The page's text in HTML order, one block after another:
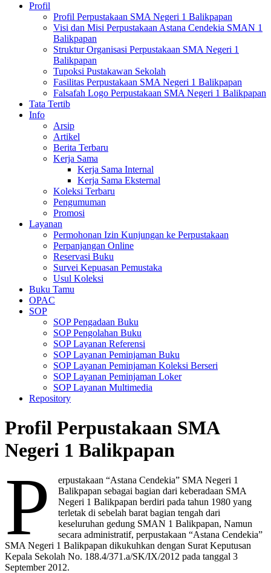
Profil
Profil Perpustakaan SMA Negeri 1 Balikpapan
Visi dan Misi Perpustakaan Astana Cendekia SMAN 1
Balikpapan
Struktur Organisasi Perpustakaan SMA Negeri 1
Balikpapan
Tupoksi Pustakawan Sekolah
Fasilitas Perpustakaan SMA Negeri 1 Balikpapan
Falsafah Logo Perpustakaan SMA Negeri 1 Balikpapan
Tata Tertib
Info
Arsip
Artikel
Berita Terbaru
Kerja Sama
Kerja Sama Internal
Kerja Sama Eksternal
Koleksi Terbaru
Pengumuman
Promosi
Layanan
Permohonan Izin Kunjungan ke Perpustakaan
Perpanjangan Online
Reservasi Buku
Survei Kepuasan Pemustaka
Usul Koleksi
Buku Tamu
OPAC
SOP
SOP Pengadaan Buku
SOP Pengolahan Buku
SOP Layanan Referensi
SOP Layanan Peminjaman Buku
SOP Layanan Peminjaman Koleksi Berseri
SOP Layanan Peminjaman Loker
SOP Layanan Multimedia
Repository
Profil Perpustakaan SMA
Negeri 1 Balikpapan
P
erpustakaan “Astana Cendekia” SMA Negeri 1
Balikpapan sebagai bagian dari keberadaan SMA
Negeri 1 Balikpapan berdiri pada tahun 1980 yang
terletak di sebelah barat bagian tengah dari
keseluruhan gedung SMAN 1 Balikpapan, Namun
secara administratif, perpustakaan “Astana Cendekia”
SMA Negeri 1 Balikpapan dikukuhkan dengan Surat Keputusan
Kepala Sekolah No. 188.4/371.a/SK/IX/2012 pada tanggal 3
September 2012.